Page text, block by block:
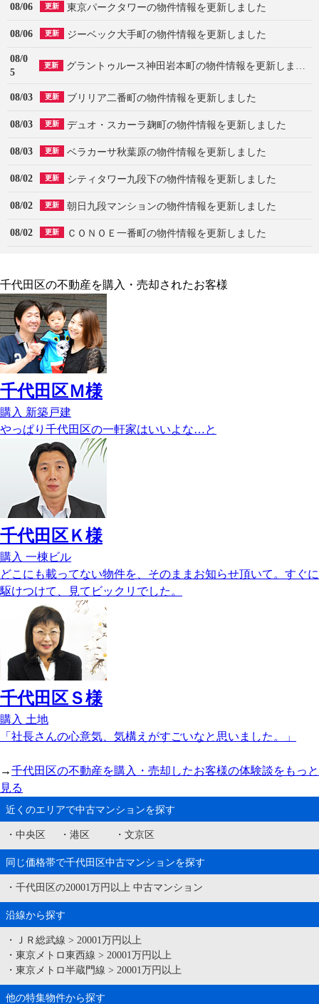
08/06 更新 東京パークタワーの物件情報を更新しました
08/06 更新 ジーベック大手町の物件情報を更新しました
08/0
5
更新 グラントゥルース神田岩本町の物件情報を更新しました
08/03 更新 ブリリア二番町の物件情報を更新しました
08/03 更新 デュオ・スカーラ麹町の物件情報を更新しました
08/03 更新 ベラカーサ秋葉原の物件情報を更新しました
08/02 更新 シティタワー九段下の物件情報を更新しました
08/02 更新 朝日九段マンションの物件情報を更新しました
08/02 更新 ＣＯＮＯＥ一番町の物件情報を更新しました
千代田区の不動産を購入・売却されたお客様
千代田区Ｍ様
購入 新築戸建
やっぱり千代田区の一軒家はいいよな…と
千代田区Ｋ様
購入 一棟ビル
どこにも載ってない物件を、そのままお知らせ頂いて。すぐに
駆けつけて、見てビックリでした。
千代田区Ｓ様
購入 土地
「社長さんの心意気、気構えがすごいなと思いました。」
→千代田区の不動産を購入・売却したお客様の体験談をもっと
見る
近くのエリアで中古マンションを探す
・ 中央区 ・ 港区 ・ 文京区
同じ価格帯で千代田区中古マンションを探す
・ 千代田区の20001万円以上 中古マンション
沿線から探す
・ ＪＲ総武線 > 20001万円以上
・ 東京メトロ東西線 > 20001万円以上
・ 東京メトロ半蔵門線 > 20001万円以上
他の特集物件から探す